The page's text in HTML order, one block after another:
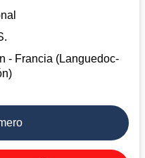
- Francia (Languedoc-